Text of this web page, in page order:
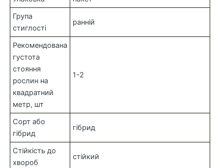
Група
стиглості
ранній
Рекомендована
густота
стояння
рослин на
квадратний
метр, шт
1-2
Сорт або
гібрид
гібрид
Стійкість до
хвороб
стійкий